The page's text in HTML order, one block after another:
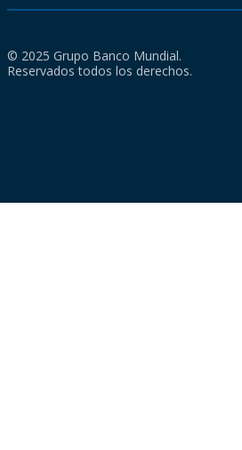
© 2025 Grupo Banco Mundial.
Reservados todos los derechos.